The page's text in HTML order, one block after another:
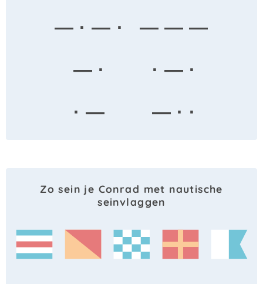
— · — ·
— — —
— ·
· — ·
· —
— · ·
Zo sein je Conrad met nautische
seinvlaggen